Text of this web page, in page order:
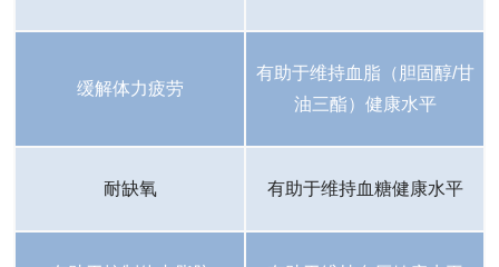
缓解体力疲劳
有助于维持血脂（胆固醇/甘
油三酯）健康水平
耐缺氧 有助于维持血糖健康水平